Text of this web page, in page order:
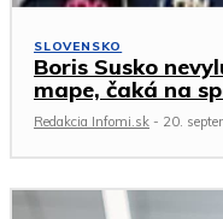
SLOVENSKO
Boris Susko
mape, čaká na
Redakcia Infomi.sk - 20.